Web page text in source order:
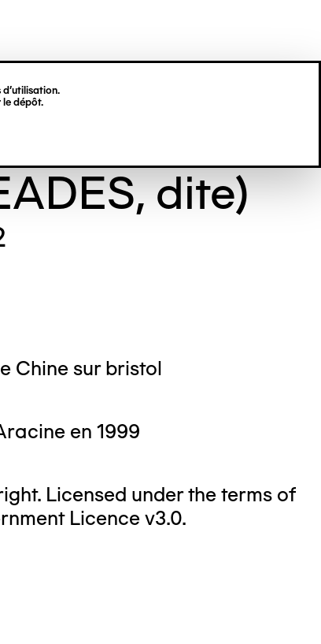
le dépôt.
GILL (Maude
dite)
Chine sur bristol
en 1999
Licensed under the terms of
Licence v3.0.